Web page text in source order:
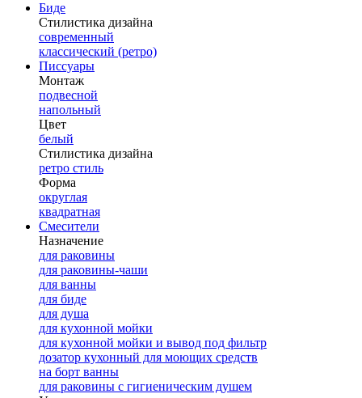
Биде
Стилистика дизайна
современный
классический (ретро)
Писсуары
Монтаж
подвесной
напольный
Цвет
белый
Стилистика дизайна
ретро стиль
Форма
округлая
квадратная
Смесители
Назначение
для раковины
для раковины-чаши
для ванны
для биде
для душа
для кухонной мойки
для кухонной мойки и вывод под фильтр
дозатор кухонный для моющих средств
на борт ванны
для раковины с гигиеническим душем